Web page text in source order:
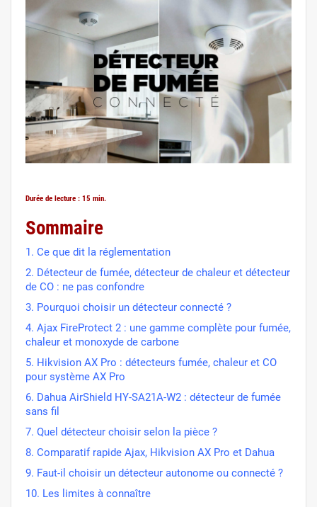
Durée de lecture : 15 min.
Sommaire
1. Ce que dit la réglementation
2. Détecteur de fumée, détecteur de chaleur et détecteur
de CO : ne pas confondre
3. Pourquoi choisir un détecteur connecté ?
4. Ajax FireProtect 2 : une gamme complète pour fumée,
chaleur et monoxyde de carbone
5. Hikvision AX Pro : détecteurs fumée, chaleur et CO
pour système AX Pro
6. Dahua AirShield HY-SA21A-W2 : détecteur de fumée
sans fil
7. Quel détecteur choisir selon la pièce ?
8. Comparatif rapide Ajax, Hikvision AX Pro et Dahua
9. Faut-il choisir un détecteur autonome ou connecté ?
10. Les limites à connaître